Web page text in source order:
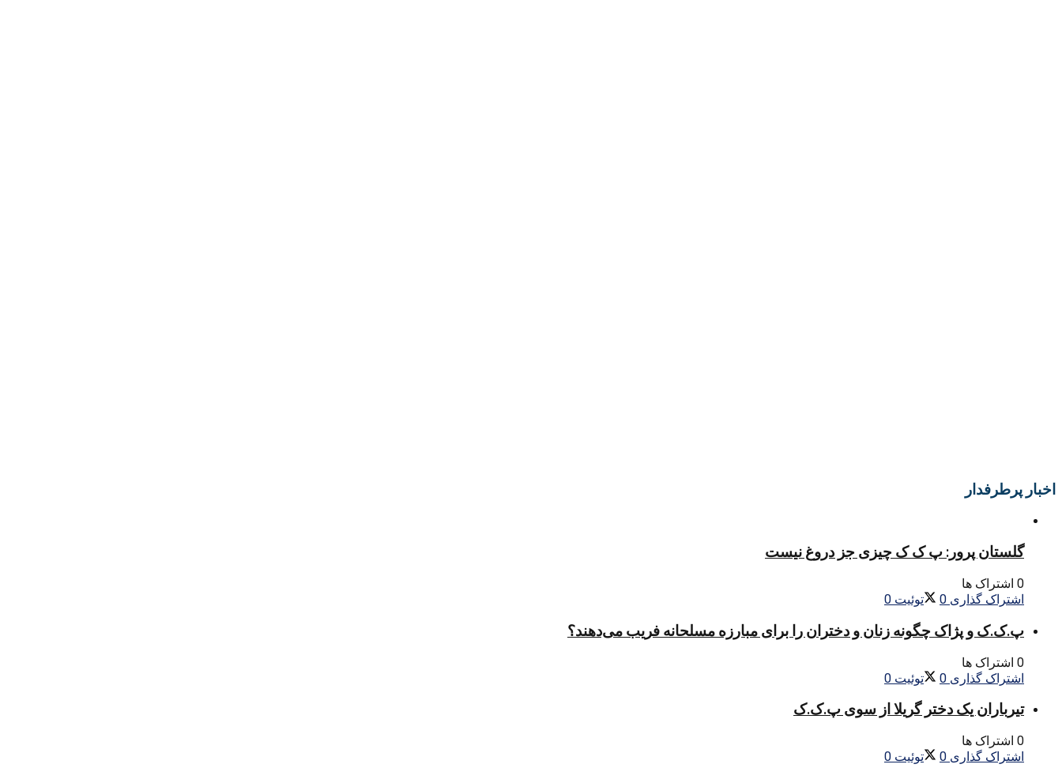
اخبار پرطرفدار
گلستان پرور: پ ک ک چیزی جز دروغ نیست
0 اشتراک ها
اشتراک گذاری 0 توئیت 0
پ.ک.ک و پژاک چگونه زنان و دختران را برای مبارزه مسلحانه فریب می‌دهند؟
0 اشتراک ها
اشتراک گذاری 0 توئیت 0
تیرباران یک دختر گریلا از سوی پ.ک.ک
0 اشتراک ها
اشتراک گذاری 0 توئیت 0